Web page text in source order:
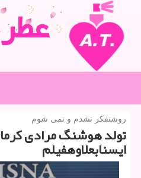
روشنفكر نشدم و نمی شوم
تولد هوشنگ مرادی
ایسنابعلاوهفیلم